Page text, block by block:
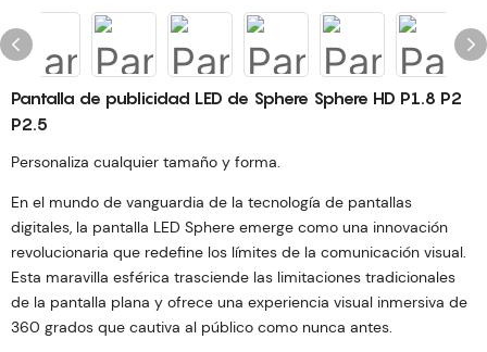
Pantalla de publicidad LED de Sphere Sphere HD P1.8 P2
P2.5
Personaliza cualquier tamaño y forma.
En el mundo de vanguardia de la tecnología de pantallas
digitales, la pantalla LED Sphere emerge como una innovación
revolucionaria que redefine los límites de la comunicación visual.
Esta maravilla esférica trasciende las limitaciones tradicionales
de la pantalla plana y ofrece una experiencia visual inmersiva de
360 ​​grados que cautiva al público como nunca antes.